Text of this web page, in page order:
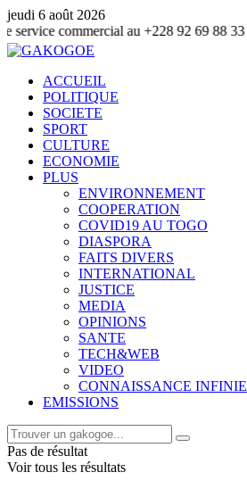
jeudi 6 août 2026
au +228 92 69 88 33
ACCUEIL
POLITIQUE
SOCIETE
SPORT
CULTURE
ECONOMIE
PLUS
ENVIRONNEMENT
COOPERATION
COVID19 AU TOGO
DIASPORA
FAITS DIVERS
INTERNATIONAL
JUSTICE
MEDIA
OPINIONS
SANTE
TECH&WEB
VIDEO
CONNAISSANCE INFINIE
EMISSIONS
Pas de résultat
Voir tous les résultats